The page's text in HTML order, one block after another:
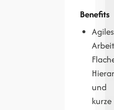
Benefits
Agiles
und
kurze